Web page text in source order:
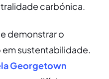
carbónica.
demonstrar o
sustentabilidade.
Georgetown